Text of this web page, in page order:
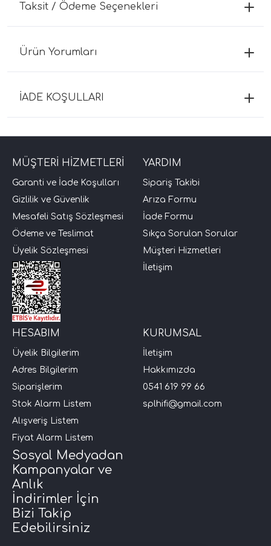
Taksit / Ödeme Seçenekleri
Ürün Yorumları
İADE KOŞULLARI
MÜŞTERİ HİZMETLERİ
Garanti ve İade Koşulları
Gizlilik ve Güvenlik
Mesafeli Satış Sözleşmesi
Ödeme ve Teslimat
Üyelik Sözleşmesi
YARDIM
Sipariş Takibi
Arıza Formu
İade Formu
Sıkça Sorulan Sorular
Müşteri Hizmetleri
İletişim
HESABIM
Üyelik Bilgilerim
Adres Bilgilerim
Siparişlerim
Stok Alarm Listem
Alışveriş Listem
Fiyat Alarm Listem
KURUMSAL
İletişim
Hakkımızda
0541 619 99 66
splhifi@gmail.com
Sosyal Medyadan
Kampanyalar ve
Anlık
İndirimler İçin
Bizi Takip
Edebilirsiniz